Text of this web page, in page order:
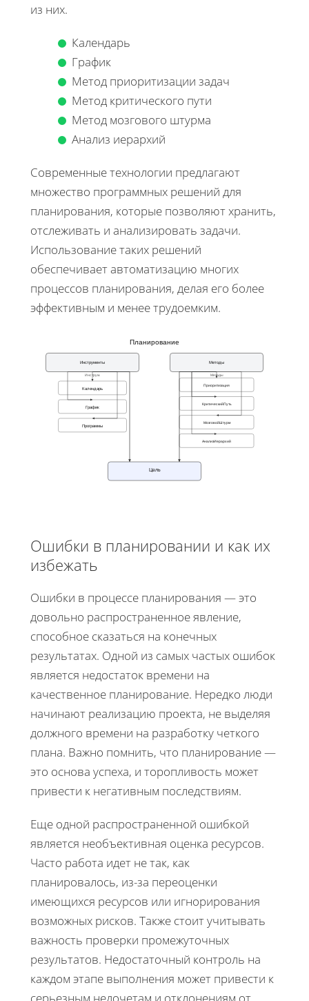
из них.
Календарь
График
Метод приоритизации задач
Метод критического пути
Метод мозгового штурма
Анализ иерархий
Современные технологии предлагают
множество программных решений для
планирования, которые позволяют хранить,
отслеживать и анализировать задачи.
Использование таких решений
обеспечивает автоматизацию многих
процессов планирования, делая его более
эффективным и менее трудоемким.
Планирование
Инструменты Методы
Календарь
График
Программы
Приоритизация
КритическийПуть
МозговойШтурм
АнализИерархий
Цель
Инструм. Методы
Ошибки в планировании и как их
избежать
Ошибки в процессе планирования — это
довольно распространенное явление,
способное сказаться на конечных
результатах. Одной из самых частых ошибок
является недостаток времени на
качественное планирование. Нередко люди
начинают реализацию проекта, не выделяя
должного времени на разработку четкого
плана. Важно помнить, что планирование —
это основа успеха, и торопливость может
привести к негативным последствиям.
Еще одной распространенной ошибкой
является необъективная оценка ресурсов.
Часто работа идет не так, как
планировалось, из-за переоценки
имеющихся ресурсов или игнорирования
возможных рисков. Также стоит учитывать
важность проверки промежуточных
результатов. Недостаточный контроль на
каждом этапе выполнения может привести к